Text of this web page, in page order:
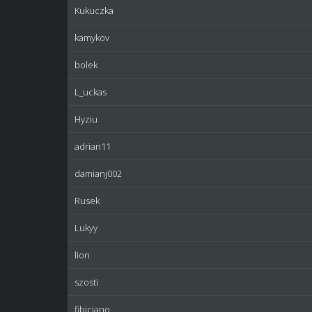
Kukuczka
kamykov
bolek
L_uckas
Hyziu
adrian11
damianj002
Rusek
Lukyy
lion
szosti
fibicjano